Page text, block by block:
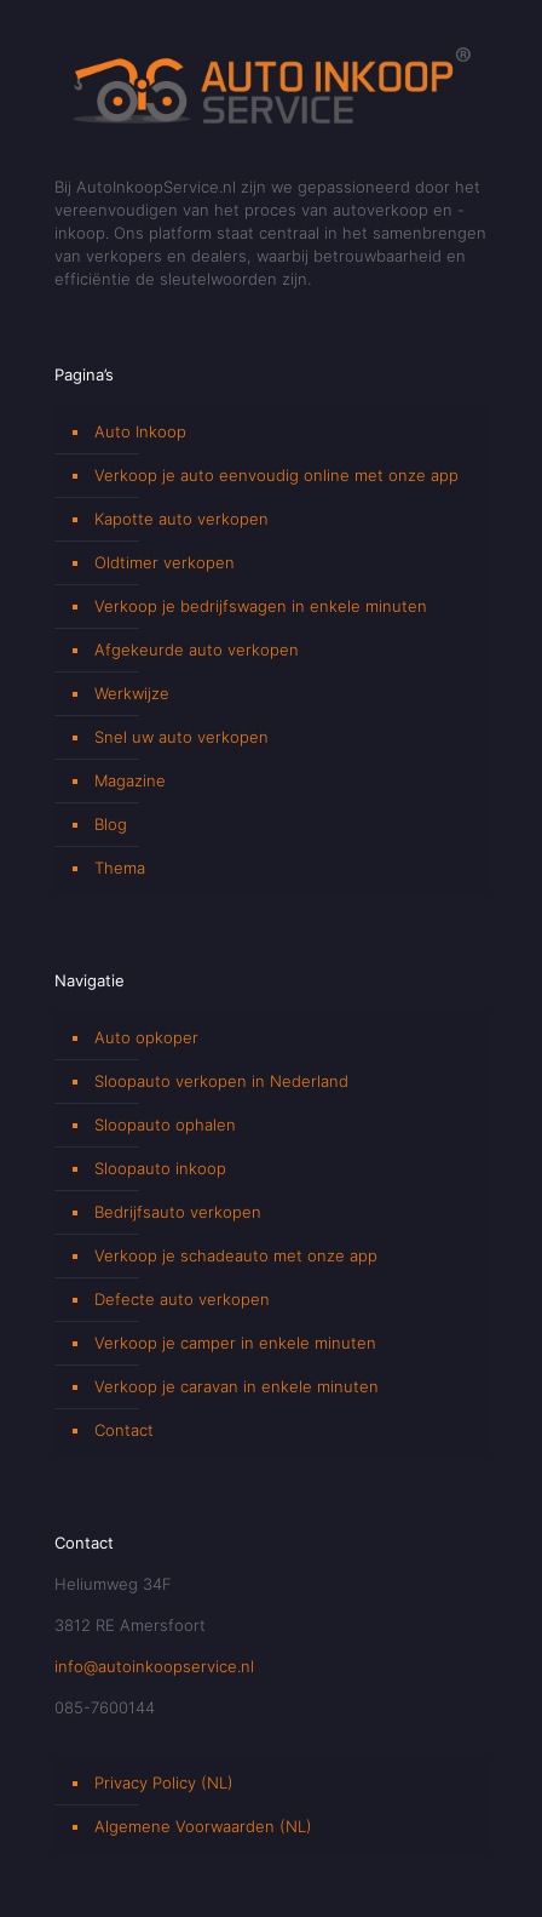
Bij AutoInkoopService.nl zijn we gepassioneerd door het
vereenvoudigen van het proces van autoverkoop en -
inkoop. Ons platform staat centraal in het samenbrengen
van verkopers en dealers, waarbij betrouwbaarheid en
efficiëntie de sleutelwoorden zijn.
Pagina’s
Auto Inkoop
Verkoop je auto eenvoudig online met onze app
Kapotte auto verkopen
Oldtimer verkopen
Verkoop je bedrijfswagen in enkele minuten
Afgekeurde auto verkopen
Werkwijze
Snel uw auto verkopen
Magazine
Blog
Thema
Navigatie
Auto opkoper
Sloopauto verkopen in Nederland
Sloopauto ophalen
Sloopauto inkoop
Bedrijfsauto verkopen
Verkoop je schadeauto met onze app
Defecte auto verkopen
Verkoop je camper in enkele minuten
Verkoop je caravan in enkele minuten
Contact
Contact
Heliumweg 34F
3812 RE Amersfoort
info@autoinkoopservice.nl
085-7600144
Privacy Policy (NL)
Algemene Voorwaarden (NL)